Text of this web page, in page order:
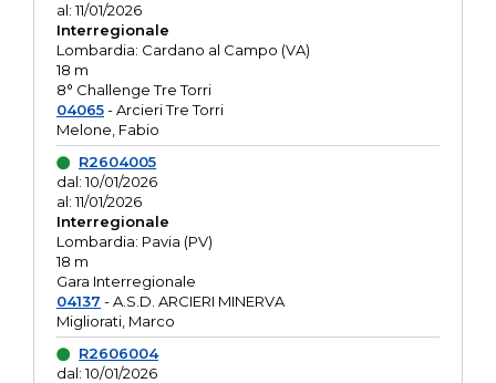
al: 11/01/2026
Interregionale
Lombardia: Cardano al Campo (VA)
18 m
8° Challenge Tre Torri
04065- Arcieri Tre Torri
Melone, Fabio
R2604005
dal: 10/01/2026
al: 11/01/2026
Interregionale
Lombardia: Pavia (PV)
18 m
Gara Interregionale
04137 - A.S.D. ARCIERI MINERVA
Migliorati, Marco
R2606004
dal: 10/01/2026